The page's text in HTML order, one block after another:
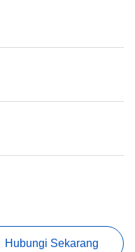
Hubungi Sekarang